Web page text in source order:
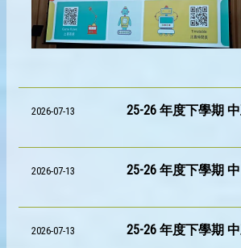
2026-07-13 25-26 年度下學期
2026-07-13 25-26 年度下學期
2026-07-13 25-26 年度下學期